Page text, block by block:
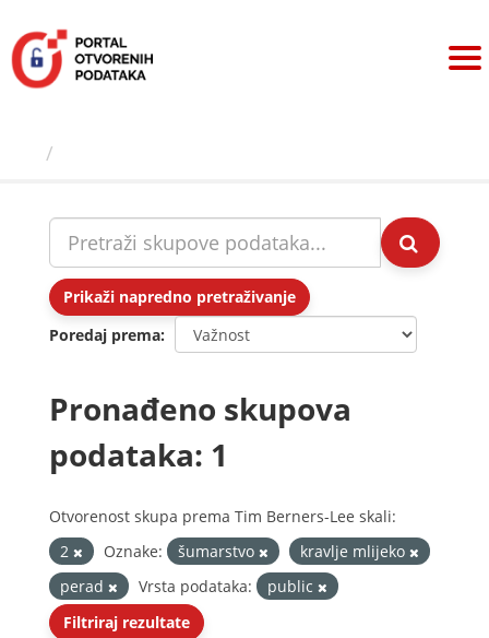
sadržaj
Prikaži napredno pretraživanje
Poredaj prema
Pronađeno skupova
podataka: 1
Otvorenost skupa prema Tim Berners-Lee skali:
2
Oznake: šumarstvo
kravlje mlijeko
perad
Vrsta podataka:
public
Filtriraj rezultate